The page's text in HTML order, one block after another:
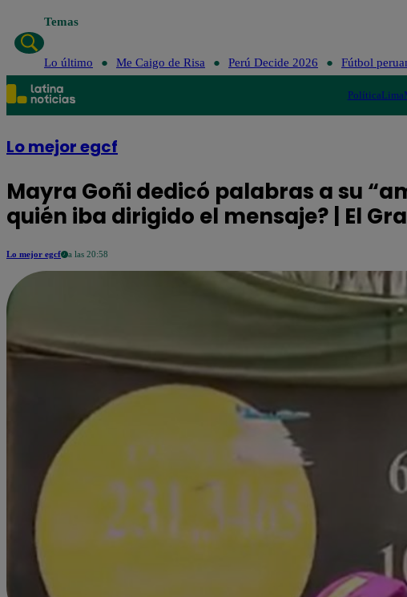
Temas
Lo último Me Caigo de Risa Perú Decide 2026 Fútbol
PolíticaLima
Lo mejor egcf
Mayra Goñi dedicó palabras a su
quién iba dirigido el mensaje? | El
Lo mejor egcf a las 20:58